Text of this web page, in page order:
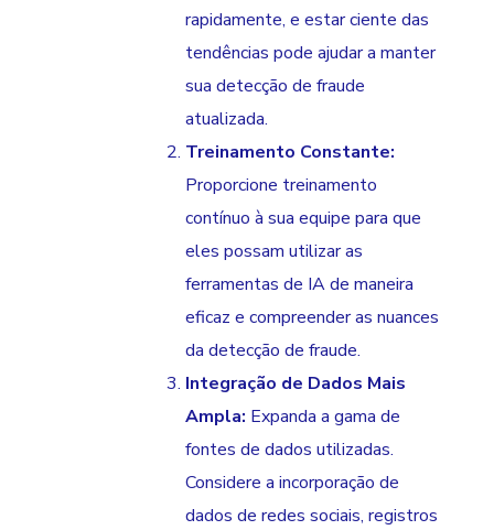
rapidamente, e estar ciente das
tendências pode ajudar a manter
sua detecção de fraude
atualizada.
Treinamento Constante:
Proporcione treinamento
contínuo à sua equipe para que
eles possam utilizar as
ferramentas de IA de maneira
eficaz e compreender as nuances
da detecção de fraude.
Integração de Dados Mais
Ampla: Expanda a gama de
fontes de dados utilizadas.
Considere a incorporação de
dados de redes sociais, registros